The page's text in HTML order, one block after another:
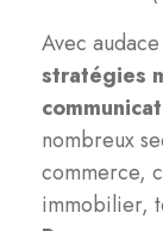
Avec
stratégies
nombreux
commerce,
immobilier,